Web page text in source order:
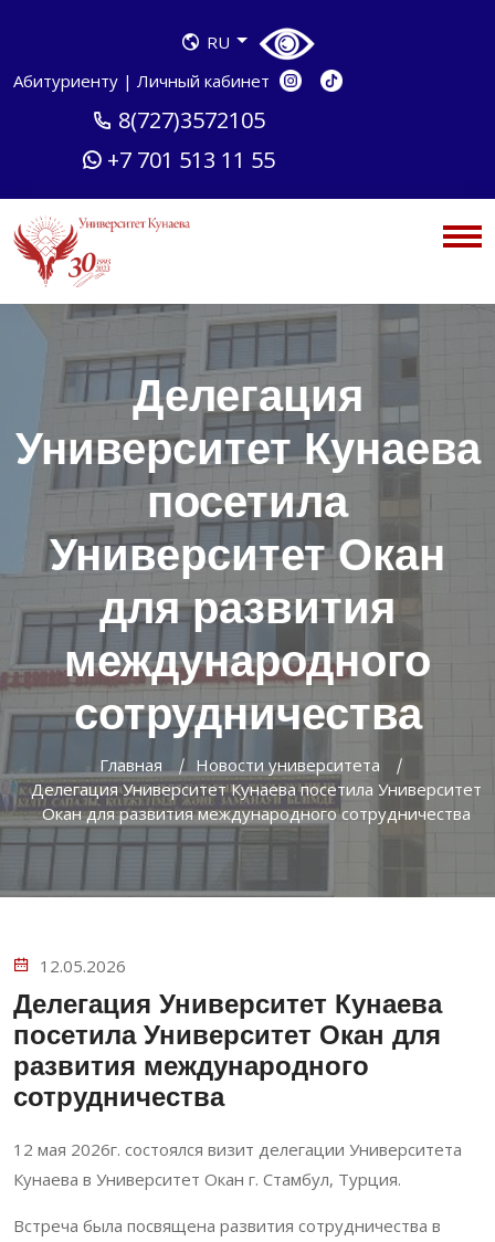
RU
Абитуриенту | Личный кабинет
8(727)3572105
+7 701 513 11 55
Делегация
Университет Кунаева
посетила
Университет Окан
для развития
международного
сотрудничества
Главная
Новости университета
Делегация Университет Кунаева посетила Университет
Окан для развития международного сотрудничества
12.05.2026
Делегация Университет Кунаева
посетила Университет Окан для
развития международного
сотрудничества
12 мая 2026г. состоялся визит делегации Университета
Кунаева в Университет Окан г. Стамбул, Турция.
Встреча была посвящена развития сотрудничества в